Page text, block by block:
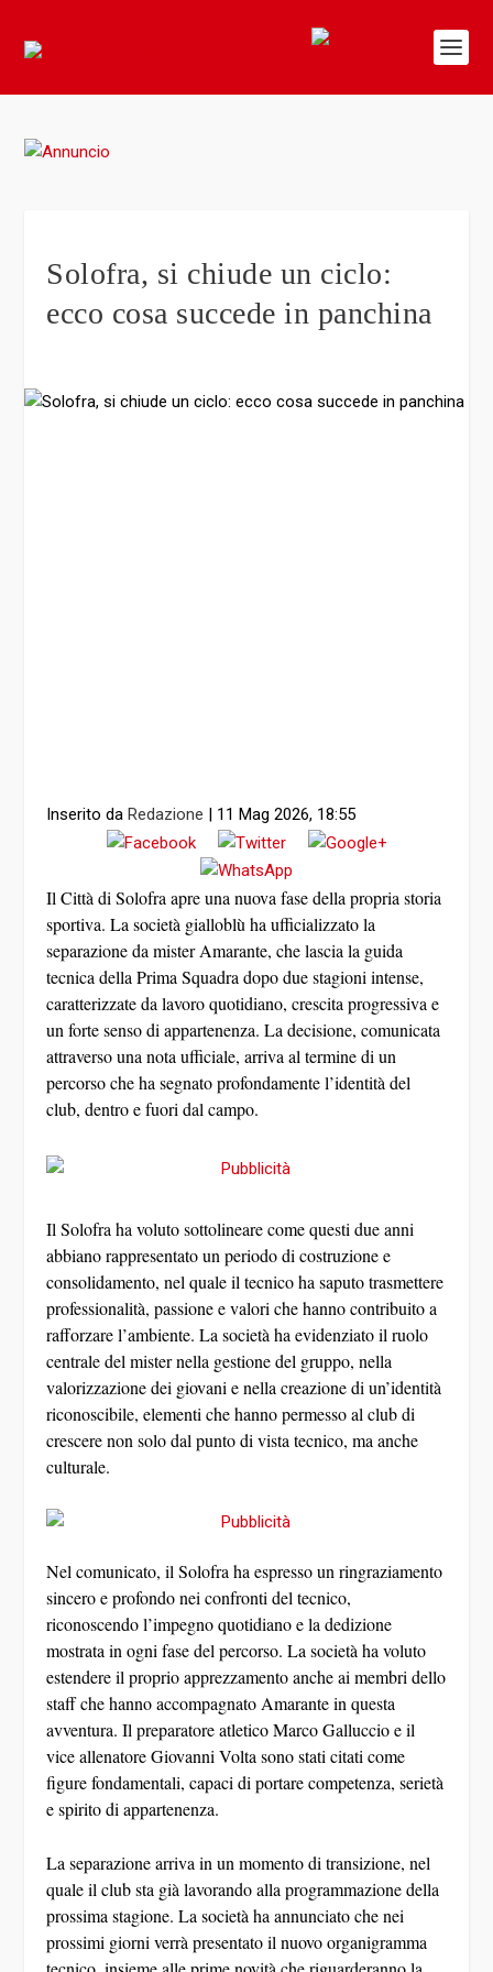
Solofra, si chiude un ciclo:
ecco cosa succede in panchina
Inserito daRedazione | 11 Mag 2026, 18:55
Il Città di Solofra apre una nuova fase della propria storia
sportiva. La società gialloblù ha ufficializzato la
separazione da mister Amarante, che lascia la guida
tecnica della Prima Squadra dopo due stagioni intense,
caratterizzate da lavoro quotidiano, crescita progressiva e
un forte senso di appartenenza. La decisione, comunicata
attraverso una nota ufficiale, arriva al termine di un
percorso che ha segnato profondamente l’identità del
club, dentro e fuori dal campo.
Il Solofra ha voluto sottolineare come questi due anni
abbiano rappresentato un periodo di costruzione e
consolidamento, nel quale il tecnico ha saputo trasmettere
professionalità, passione e valori che hanno contribuito a
rafforzare l’ambiente. La società ha evidenziato il ruolo
centrale del mister nella gestione del gruppo, nella
valorizzazione dei giovani e nella creazione di un’identità
riconoscibile, elementi che hanno permesso al club di
crescere non solo dal punto di vista tecnico, ma anche
culturale.
Nel comunicato, il Solofra ha espresso un ringraziamento
sincero e profondo nei confronti del tecnico,
riconoscendo l’impegno quotidiano e la dedizione
mostrata in ogni fase del percorso. La società ha voluto
estendere il proprio apprezzamento anche ai membri dello
staff che hanno accompagnato Amarante in questa
avventura. Il preparatore atletico Marco Galluccio e il
vice allenatore Giovanni Volta sono stati citati come
figure fondamentali, capaci di portare competenza, serietà
e spirito di appartenenza.
La separazione arriva in un momento di transizione, nel
quale il club sta già lavorando alla programmazione della
prossima stagione. La società ha annunciato che nei
prossimi giorni verrà presentato il nuovo organigramma